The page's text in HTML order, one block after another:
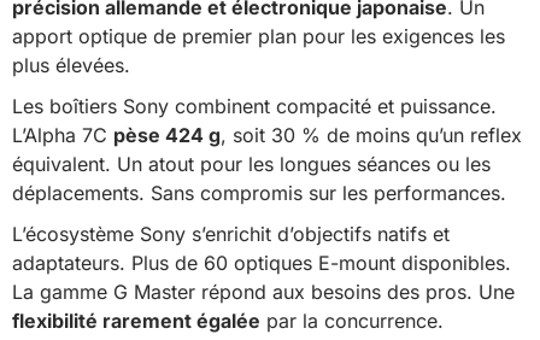
précision allemande et électronique japonaise. Un
apport optique de premier plan pour les exigences les
plus élevées.
Les boîtiers Sony combinent compacité et puissance.
L’Alpha 7C pèse 424 g, soit 30 % de moins qu’un reflex
équivalent. Un atout pour les longues séances ou les
déplacements. Sans compromis sur les performances.
L’écosystème Sony s’enrichit d’objectifs natifs et
adaptateurs. Plus de 60 optiques E-mount disponibles.
La gamme G Master répond aux besoins des pros. Une
flexibilité rarement égalée par la concurrence.